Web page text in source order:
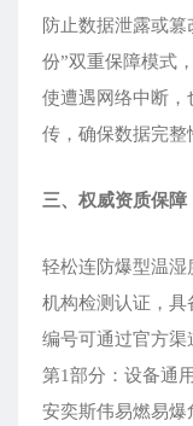
防止数据泄露或篡
份”双重保障模式
使遭遇网络中断
传，确保数据完整
三、权威资质保
轻松连防爆型温湿
机构检测认证，具
编号可通过官方渠
第1部分：设备通
安奕斯伟易燃易爆